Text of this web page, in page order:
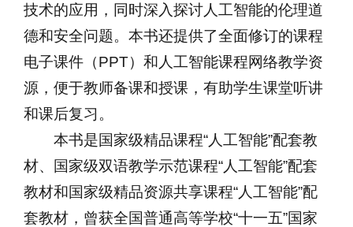
技术的应用，同时深入探讨人工智能的伦理道
德和安全问题。本书还提供了全面修订的课程
电子课件（PPT）和人工智能课程网络教学资
源，便于教师备课和授课，有助学生课堂听讲
和课后复习。
本书是国家级精品课程“人工智能”配套教
材、国家级双语教学示范课程“人工智能”配套
教材和国家级精品资源共享课程“人工智能”配
套教材，曾获全国普通高等学校“十一五”国家